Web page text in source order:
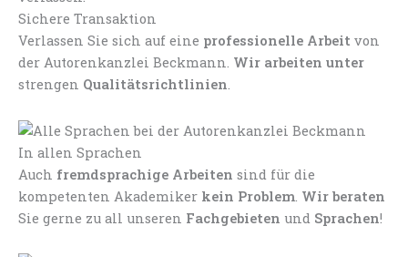
Sichere Transaktion
Verlassen Sie sich auf eine professionelle Arbeit von
der Autorenkanzlei Beckmann. Wir arbeiten unter
strengen Qualitätsrichtlinien.
In allen Sprachen
Auch fremdsprachige Arbeiten sind für die
kompetenten Akademiker kein Problem. Wir beraten
Sie gerne zu all unseren Fachgebieten und Sprachen!